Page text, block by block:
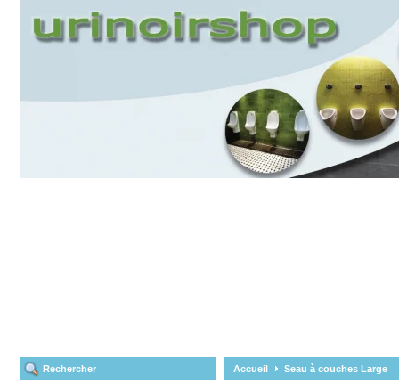
Rechercher Accueil Seau à couches Large